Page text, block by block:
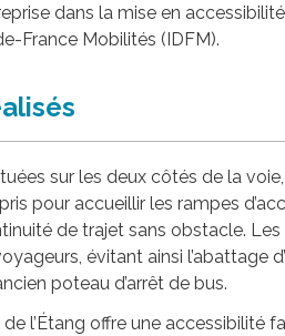
dans la mise en
France Mobilités (IDFM).
sur les deux côtés de la
pour accueillir les rampes
de trajet sans obstacle.
évitant ainsi l’abattage
poteau d’arrêt de bus.
de l’Étang offre une